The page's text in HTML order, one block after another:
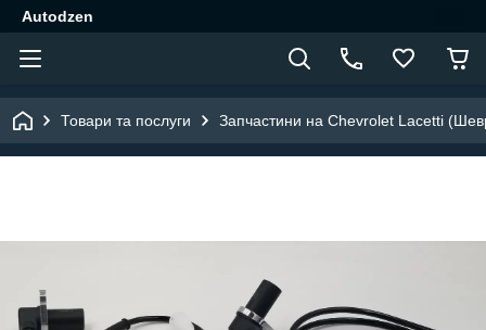
Autodzen
Товари та послуги Запчастини на Chevrolet Lacetti